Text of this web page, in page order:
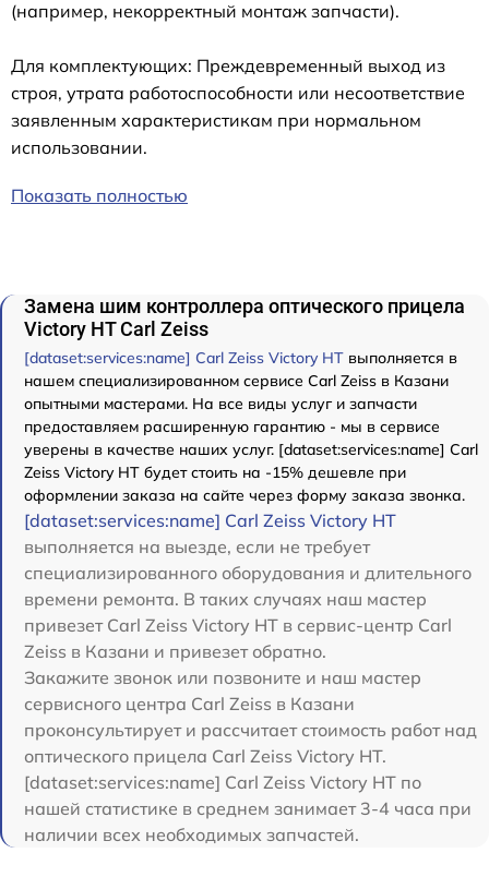
(например, некорректный монтаж запчасти).
Для комплектующих: Преждевременный выход из
строя, утрата работоспособности или несоответствие
заявленным характеристикам при нормальном
использовании.
Показать полностью
Замена шим контроллера оптического прицела
Victory HT Carl Zeiss
[dataset:services:name] Carl Zeiss Victory HT выполняется в
нашем специализированном сервисе Carl Zeiss в Казани
опытными мастерами. На все виды услуг и запчасти
предоставляем расширенную гарантию - мы в сервисе
уверены в качестве наших услуг. [dataset:services:name] Carl
Zeiss Victory HT будет стоить на -15% дешевле при
оформлении заказа на сайте через форму заказа звонка.
[dataset:services:name] Carl Zeiss Victory HT
выполняется на выезде, если не требует
специализированного оборудования и длительного
времени ремонта. В таких случаях наш мастер
привезет Carl Zeiss Victory HT в сервис-центр Carl
Zeiss в Казани и привезет обратно.
Закажите звонок или позвоните и наш мастер
сервисного центра Carl Zeiss в Казани
проконсультирует и рассчитает стоимость работ над
оптического прицела Carl Zeiss Victory HT.
[dataset:services:name] Carl Zeiss Victory HT по
нашей статистике в среднем занимает 3-4 часа при
наличии всех необходимых запчастей.